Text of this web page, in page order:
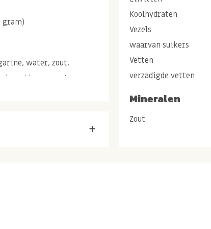
gram)
water, zout,
van vetzuren,
cacaoboter, volle
Koolhydraten
Vezels
waarvan suikers
Vetten
verzadigde vetten
Mineralen
Zout
+